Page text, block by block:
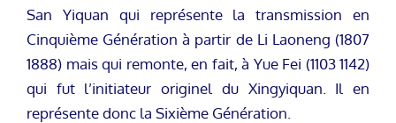
San Yiquan qui représente la transmission en
Cinquième Génération à partir de Li Laoneng (1807
1888) mais qui remonte, en fait, à Yue Fei (1103 1142)
qui fut l’initiateur originel du Xingyiquan. Il en
représente donc la Sixième Génération.